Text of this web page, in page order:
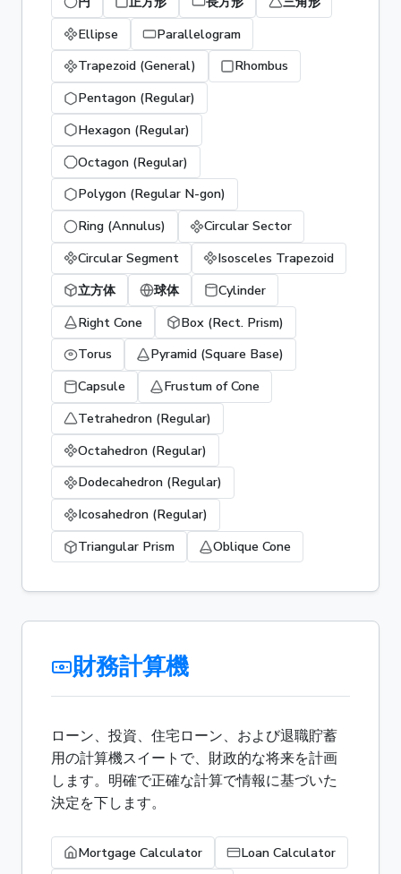
Ellipse
Parallelogram
Trapezoid (General)
Rhombus
Pentagon (Regular)
Hexagon (Regular)
Octagon (Regular)
Polygon (Regular N-gon)
Ring (Annulus)
Circular Sector
Circular Segment
Isosceles Trapezoid
立方体
球体
Cylinder
Right Cone
Box (Rect. Prism)
Torus
Pyramid (Square Base)
Capsule
Frustum of Cone
Tetrahedron (Regular)
Octahedron (Regular)
Dodecahedron (Regular)
Icosahedron (Regular)
Triangular Prism
Oblique Cone
財務計算機
ローン、投資、住宅ローン、および退職貯蓄
用の計算機スイートで、財政的な将来を計画
します。明確で正確な計算で情報に基づいた
決定を下します。
Mortgage Calculator
Loan Calculator